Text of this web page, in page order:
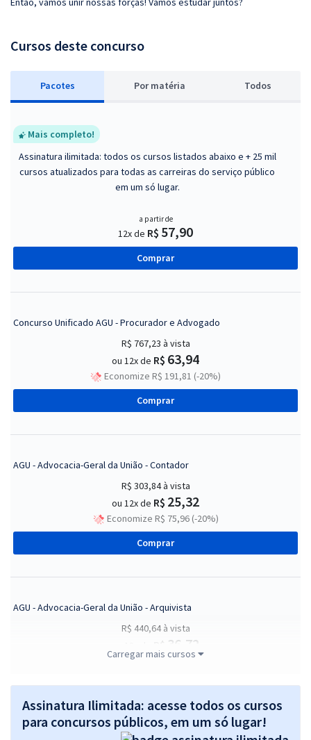
Cursos deste concurso
Pacotes Por matéria Todos
Mais completo!
Assinatura ilimitada: todos os cursos listados abaixo e + 25 mil
cursos atualizados para todas as carreiras do serviço público
em um só lugar.
a partir de
12x de R$ 57,90
Comprar
Concurso Unificado AGU - Procurador e Advogado
R$ 767,23 à vista
ou 12x de R$ 63,94
Economize R$ 191,81 (-20%)
Comprar
AGU - Advocacia-Geral da União - Contador
R$ 303,84à vista
ou 12x de R$ 25,32
Economize R$ 75,96 (-20%)
Comprar
AGU - Advocacia-Geral da União - Arquivista
R$ 440,64à vista
R$ 36,72
Economize R$ 110,16 (-20%)
Comprar
Carregar mais cursos
Assinatura Ilimitada: acesse todos os cursos
para concursos públicos, em um só lugar!